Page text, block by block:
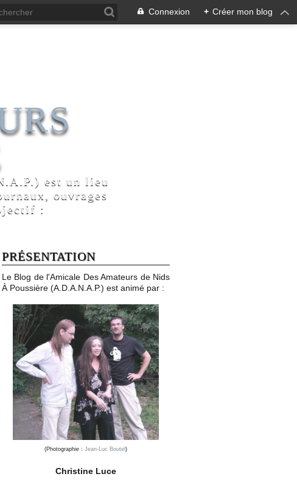
Connexion + Créer mon blog
est un lieu
ouvrages
:
PRÉSENTATION
Le Blog de l'Amicale Des Amateurs de Nids
À Poussière (A.D.A.N.A.P.) est animé par :
(Photographie : Jean-Luc Boutel )
Christine Luce